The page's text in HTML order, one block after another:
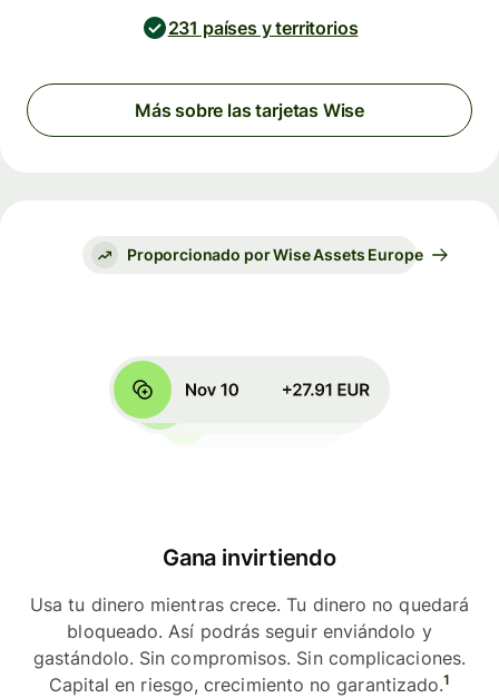
231 países y territorios
Más sobre las tarjetas Wise
Proporcionado por Wise Assets Europe
Gana invirtiendo
Usa tu dinero mientras crece. Tu dinero no quedará
bloqueado. Así podrás seguir enviándolo y
gastándolo. Sin compromisos. Sin complicaciones.
Capital en riesgo, crecimiento no garantizado.1